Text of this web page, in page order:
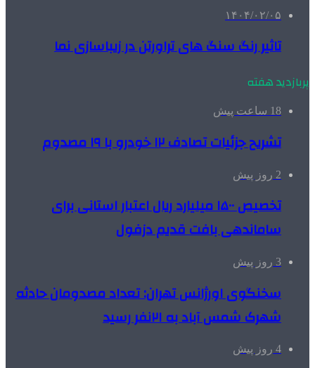
۱۴۰۴/۰۲/۰۵
تاثیر رنگ سنگ های تراورتن در زیباسازی نما
پربازدید هفته
18 ساعت پیش
تشریح جزئیات تصادف ۱۲ خودرو با ۱۹ مصدوم
2 روز پیش
تخصیص ۱۵۰۰ میلیارد ریال اعتبار استانی برای
ساماندهی بافت قدیم دزفول
3 روز پیش
سخنگوی اورژانس تهران: تعداد مصدومان حادثه
شهرک شمس آباد به ۲۱نفر رسید
4 روز پیش